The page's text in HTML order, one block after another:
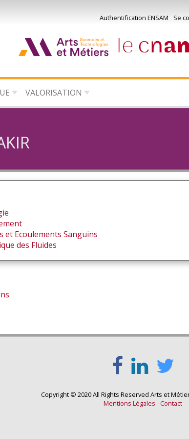
du
compte
Authentification ENSAM Se
VALORISATION
et Ecoulements Sanguins
des Fluides
Copyright © 2020 All Rights Reserved Arts et
Mentions Légales -Contact